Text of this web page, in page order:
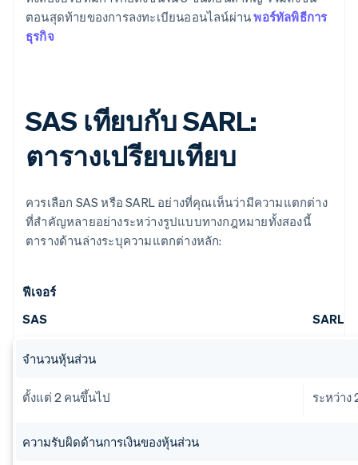
ตอนสุดท้ายของการลงทะเบียนออนไลน์ผ่านพอร์ทัลพิธีการ
ธุรกิจ
SAS เทียบกับ SARL:
ตารางเปรียบเทียบ
ควรเลือก SAS หรือ SARL อย่างที่คุณเห็นว่ามีความแตกต่าง
ที่สําคัญหลายอย่างระหว่างรูปแบบทางกฎหมายทั้งสองนี้
ตารางด้านล่างระบุความแตกต่างหลัก:
ฟีเจอร์
SAS
SARL
จำนวนหุ้นส่วน
ตั้งแต่ 2 คนขึ้นไป ระหว่าง
ความรับผิดด้านการเงินของหุ้นส่วน